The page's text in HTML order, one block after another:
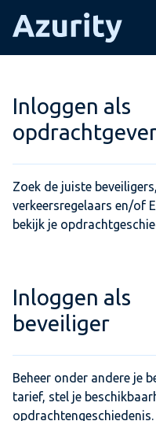
Inloggen als
Zoek de juiste
verkeersregelaars en/of
bekijk je
Inloggen als
beveiliger
Beheer onder andere je
tarief, stel je
opdrachtengeschiedenis.